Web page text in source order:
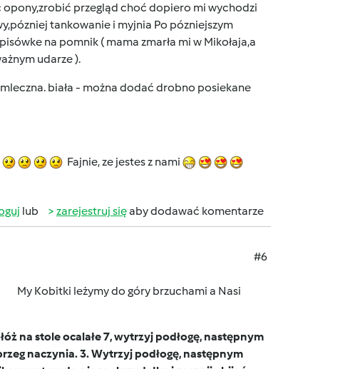
opony,zrobić przegląd choć dopiero mi wychodzi
tankowanie i myjnia Po pózniejszym
na pomnik ( mama zmarła mi w Mikołaja,a
udarze ).
biała - można dodać drobno posiekane
Fajnie, ze jestes z nami
lub zarejestruj sięaby dodawać komentarze
#6
leżymy do góry brzuchami a Nasi
na stole ocalałe 7, wytrzyj podłogę, następnym
naczynia. 3. Wytrzyj podłogę, następnym